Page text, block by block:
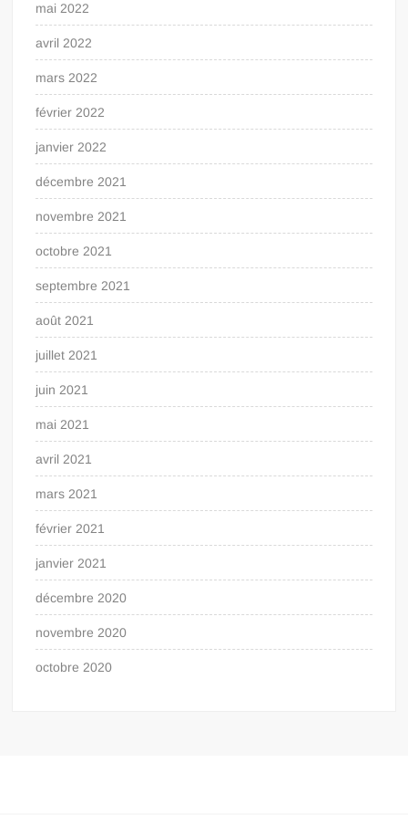
mai 2022
avril 2022
mars 2022
février 2022
janvier 2022
décembre 2021
novembre 2021
octobre 2021
septembre 2021
août 2021
juillet 2021
juin 2021
mai 2021
avril 2021
mars 2021
février 2021
janvier 2021
décembre 2020
novembre 2020
octobre 2020